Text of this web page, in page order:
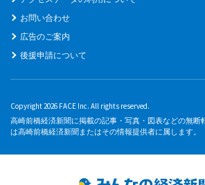
お問い合わせ
広告のご案内
後援申請について
Copyright 2026 FACE Inc. All rights reserved.
高崎前橋経済新聞に掲載の記事・写真・図表などの無断
は高崎前橋経済新聞またはその情報提供者に属します。